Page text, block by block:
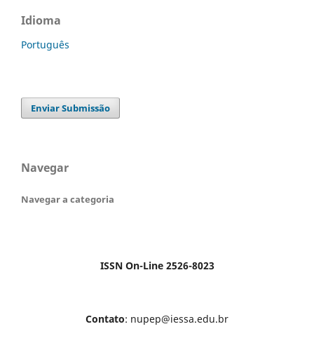
Idioma
Português
Enviar Submissão
Navegar
Navegar a categoria
ISSN On-Line 2526-8023
Contato: nupep@iessa.edu.br